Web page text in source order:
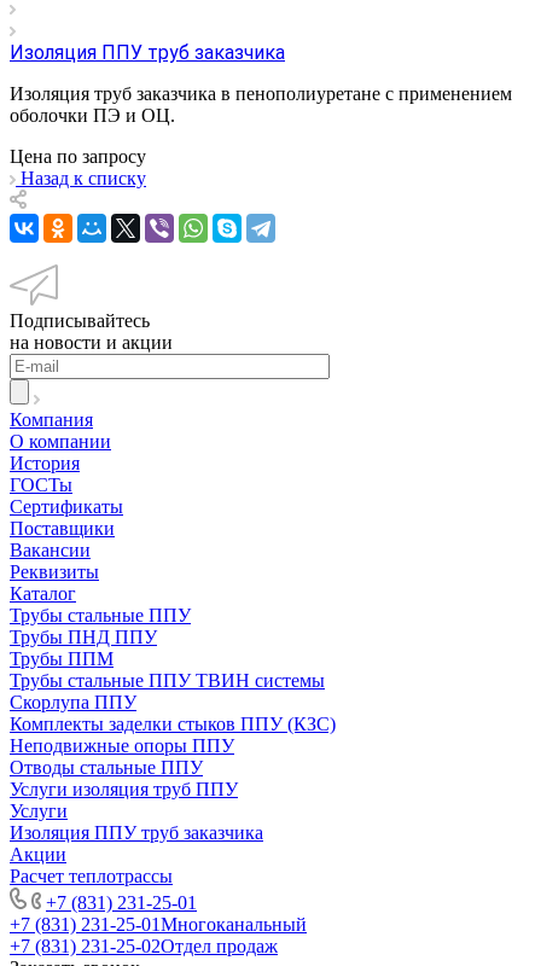
Изоляция ППУ труб заказчика
Изоляция труб заказчика в пенополиуретане с применением
оболочки ПЭ и ОЦ.
Цена по запросу
Назад к списку
Подписывайтесь
на новости и акции
Компания
О компании
История
ГОСТы
Сертификаты
Поставщики
Вакансии
Реквизиты
Каталог
Трубы стальные ППУ
Трубы ПНД ППУ
Трубы ППМ
Трубы стальные ППУ ТВИН системы
Скорлупа ППУ
Комплекты заделки стыков ППУ (КЗС)
Неподвижные опоры ППУ
Отводы стальные ППУ
Услуги изоляция труб ППУ
Услуги
Изоляция ППУ труб заказчика
Акции
Расчет теплотрассы
+7 (831) 231-25-01
+7 (831) 231-25-01Многоканальный
+7 (831) 231-25-02Отдел продаж